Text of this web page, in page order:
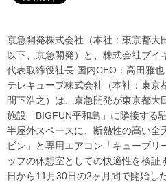
京急開発株式会社（本社：東京都
以下、京急開発）と、株式会社ブイ
代表取締役社長 国内CEO：高田雅
テレキューブ株式会社（本社：東京
間下浩之）は、京急開発が東京都
施設「BIGFUN平和島」に隣接する
半屋外スペースに、断熱性の高い全
ビン」と専用エアコン「キューブリ
ッフの休憩室としての快適性を検証
日から11月30日の2ヶ月間で開始し